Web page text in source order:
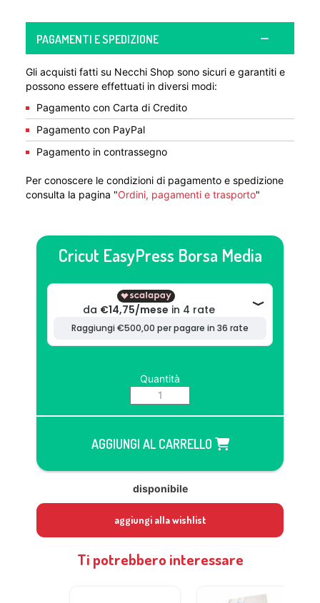
PAGAMENTI E SPEDIZIONE
Gli acquisti fatti su Necchi Shop sono sicuri e garantiti e
possono essere effettuati in diversi modi:
Pagamento con Carta di Credito
Pagamento con PayPal
Pagamento in contrassegno
Per conoscere le condizioni di pagamento e spedizione
consulta la pagina "Ordini, pagamenti e trasporto"
Cricut EasyPress Borsa Media
Quantità
AGGIUNGI AL CARRELLO
disponibile
aggiungi alla wishlist
Ti potrebbero interessare